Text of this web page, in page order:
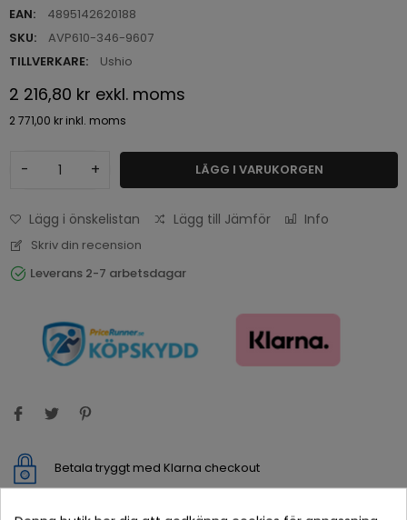
EAN:
4895142620188
SKU:
AVP610-346-9607
TILLVERKARE:
Ushio
2 216,80 kr exkl. moms
2 771,00 kr inkl. moms
- + LÄGG I VARUKORGEN
Lägg i önskelistan Lägg till Jämför Info
Skriv din recension
Leverans 2-7 arbetsdagar
Betala tryggt med Klarna checkout